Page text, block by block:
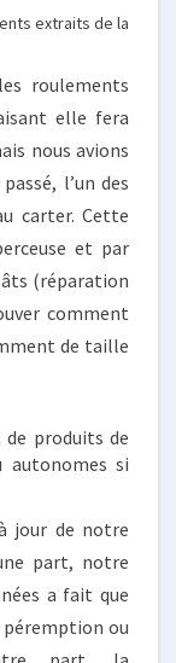
extraits de la
roulements
elle fera
nous avions
l’un des
carter. Cette
et par
(réparation
comment
de taille
produits de
autonomes si
jour de notre
part, notre
a fait que
ou